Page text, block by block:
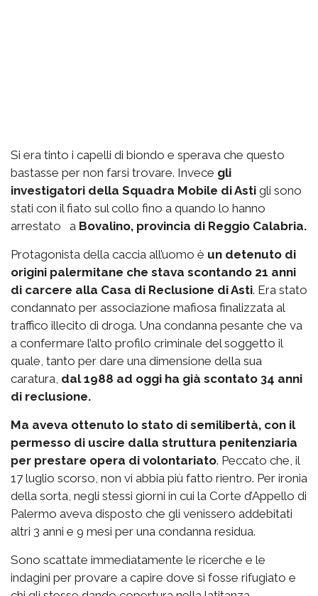
Si era tinto i capelli di biondo e sperava che questo
bastasse per non farsi trovare. Invece gli
investigatori della Squadra Mobile di Asti gli sono
stati con il fiato sul collo fino a quando lo hanno
arrestato a Bovalino, provincia di Reggio Calabria.
Protagonista della caccia all’uomo è un detenuto di
origini palermitane che stava scontando 21 anni
di carcere alla Casa di Reclusione di Asti. Era stato
condannato per associazione mafiosa finalizzata al
traffico illecito di droga. Una condanna pesante che va
a confermare l’alto profilo criminale del soggetto il
quale, tanto per dare una dimensione della sua
caratura, dal 1988 ad oggi ha già scontato 34 anni
di reclusione.
Ma aveva ottenuto lo stato di semilibertà, con il
permesso di uscire dalla struttura penitenziaria
per prestare opera di volontariato. Peccato che, il
17 luglio scorso, non vi abbia più fatto rientro. Per ironia
della sorta, negli stessi giorni in cui la Corte d’Appello di
Palermo aveva disposto che gli venissero addebitati
altri 3 anni e 9 mesi per una condanna residua.
Sono scattate immediatamente le ricerche e le
indagini per provare a capire dove si fosse rifugiato e